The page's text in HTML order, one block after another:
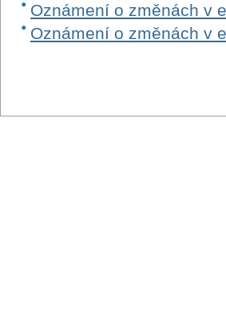
Oznámení o změnách v
Oznámení o změnách v